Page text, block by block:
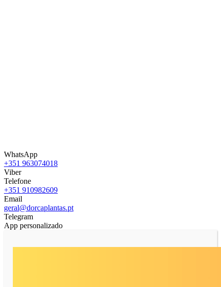
WhatsApp
+351 963074018
Viber
Telefone
+351 910982609
Email
geral@dorcaplantas.pt
Telegram
App personalizado